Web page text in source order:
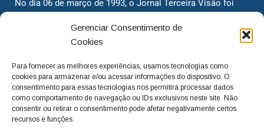
Gerenciar Consentimento de
Cookies
Para fornecer as melhores experiências, usamos tecnologias como
cookies para armazenar e/ou acessar informações do dispositivo. O
consentimento para essas tecnologias nos permitirá processar dados
como comportamento de navegação ou IDs exclusivos neste site. Não
consentir ou retirar o consentimento pode afetar negativamente certos
recursos e funções.
No dia 06 de março de 1993, o Jornal Terceira Visão foi
cidadãos valinhenses, já que naquela época só existiam
dois jornais. Há mais de 30 anos, o jornal continua
com o foco de trazer as melhores notícias. Nunca
deixamos de lado as necessidades do cidadão, sempre
questionando os órgãos públicos em busca de melhorias
para a cidade e sempre cobrando resoluções para casos